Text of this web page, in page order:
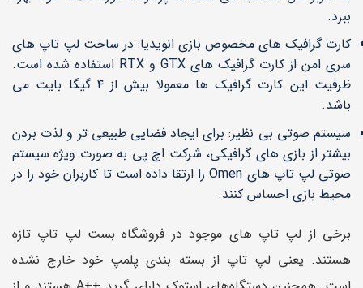
ببرد.
کارت گرافیک های مخصوص بازی انویدیا: در ساخت لپ تاپ های
سری امن از کارت گرافیک های GTX و RTX استفاده شده است.
ظرفیت این کارت گرافیک ها معمولا بیش از ٤ گیگا بایت می
باشد.
سیستم صوتی بی نظیر: برای ایجاد فضایی طبیعی تر و لذت بردن
بیشتر از بازی های گرافیکی، شرکت اچ پی به صورت ویژه سیستم
صوتی لپ تاپ های Omen را ارتقا داده است تا کاربران خود را در
محیط بازی احساس کنند.
برخی از لپ تاپ های موجود در فروشگاه بست لپ تاپ تازه
هستند. یعنی لپ تاپ از بسته بندی پلمپ خود خارج نشده